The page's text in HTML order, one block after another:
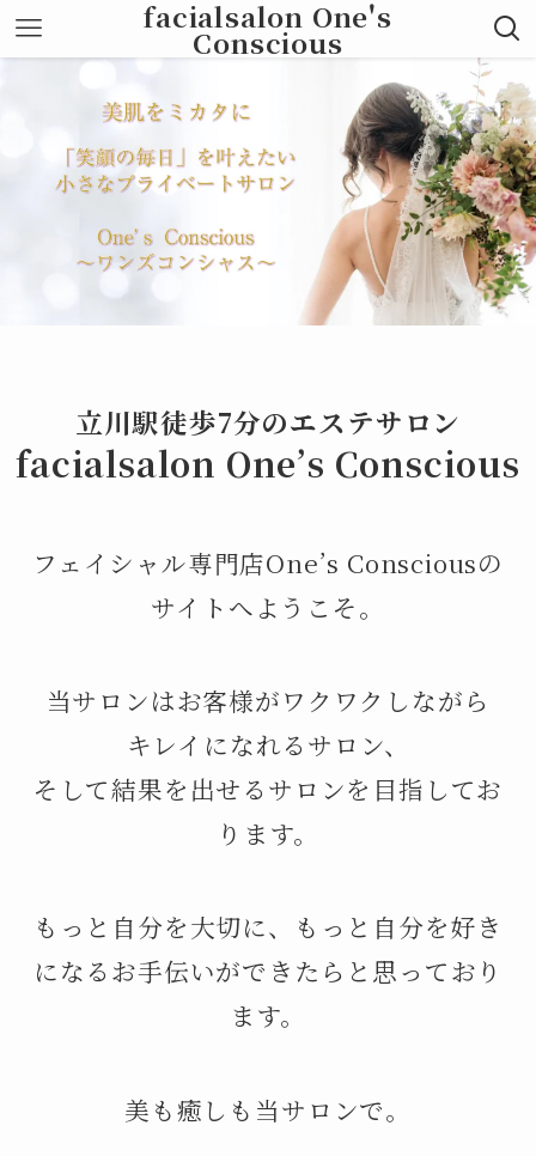
facialsalon One's
Conscious
立川駅徒歩7分のエステサロン
facialsalon One’s Conscious
フェイシャル専門店One’s Consciousの
サイトへようこそ。
当サロンはお客様がワクワクしながら
キレイになれるサロン、
そして結果を出せるサロンを目指してお
ります。
もっと自分を大切に、もっと自分を好き
になるお手伝いができたらと思っており
ます。
美も癒しも当サロンで。